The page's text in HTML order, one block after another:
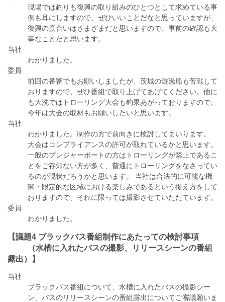
現場では釣りも復興の取り組みのひとつとして求めている事
例も耳にしますので、ぜひいいことだなと思っていますが、
復興の度合いはさまざまだと思いますので、事前の確認も大
事なことだと思います。
当社
わかりました。
委員
前回の番審でもお願いしましたが、茨城の遊漁船も苦戦して
おりますので、ぜひ番組で取り上げてあげてください。他に
も大洗ではトローリング大会も釣果あがっておりますので、
今年は大会の取材もお願いしたいと思います。
当社
わかりました。制作の方で前向きに検討してまいります。
大会はコンプライアンスの許可が取れているかと思います。
一般のプレジャーボートの方はトローリングが禁止であるこ
とをご存知ない方が多く、普通にトローリングをなさってい
るのが現状だろうかと思います。 当社は合法的に可能な機
関・限定的な区域における楽しみであるという捉え方をして
おりますので、それに限っては撮影させていただています。
委員
わかりました。
【議題4 ブラックバス番組制作にあたっての検討事項
（水槽に入れたバスの撮影、リリースシーンの番組
露出）】
当社
ブラックバス番組について、水槽に入れたバスの撮影シー
ン、バスのリリースシーンの番組露出についてご審議願いま